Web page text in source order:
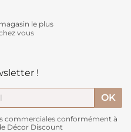
le plus
vous
!
commerciales conformément à
Décor Discount